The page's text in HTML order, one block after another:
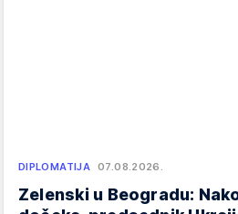
DIPLOMATIJA 07.08.2026.
Zelenski u Beogradu: